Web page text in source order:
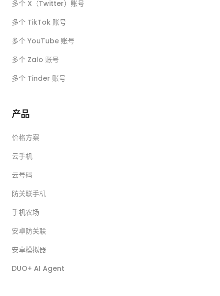
多个 X（Twitter）账号
多个 TikTok 账号
多个 YouTube 账号
多个 Zalo 账号
多个 Tinder 账号
产品
价格方案
云手机
云号码
防关联手机
手机农场
安卓防关联
安卓模拟器
DUO+ AI Agent